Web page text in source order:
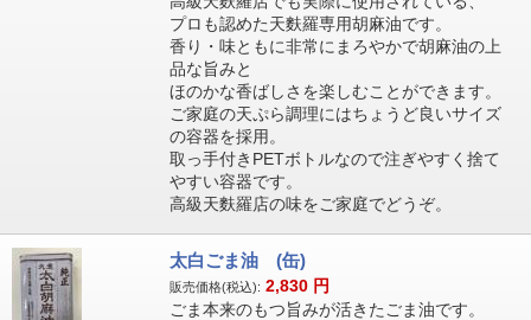
プロも認めた天麩羅専用胡麻油です。
香り・味ともに非常にまろやかで胡麻油の上
品な旨みと
ほのかな香ばしさを楽しむことができます。
ご家庭の天ぷら調理にはちょうど良いサイズ
の容器を採用。
取っ手付きPETボトルなので注ぎやすく捨て
やすい容器です。
高級天麩羅店の味をご家庭でどうぞ。
太白ごま油 (缶)
販売価格(税込): 2,830 円
ごま本来のもつ旨みが活きたごま油です。